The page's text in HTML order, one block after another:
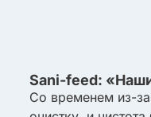
Sani-feed:
Со временем из-за